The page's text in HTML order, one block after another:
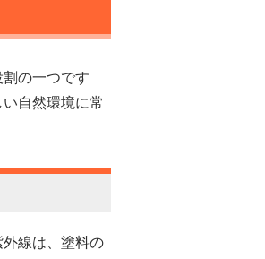
の一つです
自然環境に常
線は、塗料の